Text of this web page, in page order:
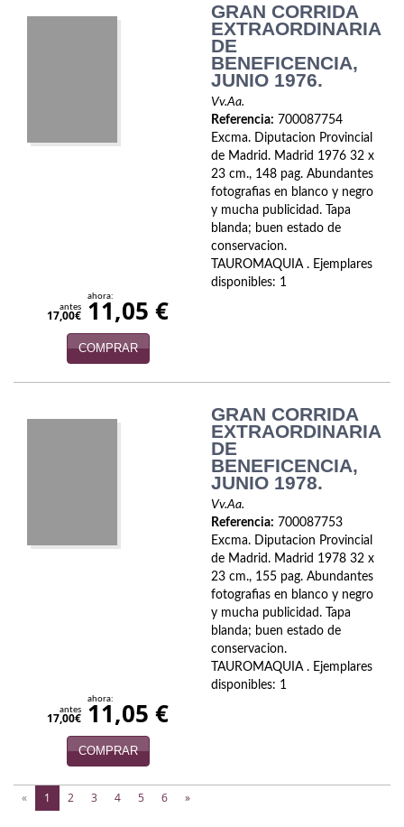
GRAN CORRIDA
EXTRAORDINARIA
DE
BENEFICENCIA,
JUNIO 1976.
Vv.Aa.
Referencia: 700087754
Excma. Diputacion Provincial
de Madrid. Madrid 1976 32 x
23 cm., 148 pag. Abundantes
fotografias en blanco y negro
y mucha publicidad. Tapa
blanda; buen estado de
conservacion.
TAUROMAQUIA . Ejemplares
disponibles: 1
antes
17,00€
ahora:
11,05 €
COMPRAR
GRAN CORRIDA
EXTRAORDINARIA
DE
BENEFICENCIA,
JUNIO 1978.
Vv.Aa.
Referencia: 700087753
Excma. Diputacion Provincial
de Madrid. Madrid 1978 32 x
23 cm., 155 pag. Abundantes
fotografias en blanco y negro
y mucha publicidad. Tapa
blanda; buen estado de
conservacion.
TAUROMAQUIA . Ejemplares
disponibles: 1
antes
17,00€
ahora:
11,05 €
COMPRAR
« 1 (current)
2 3 4 5 6 »